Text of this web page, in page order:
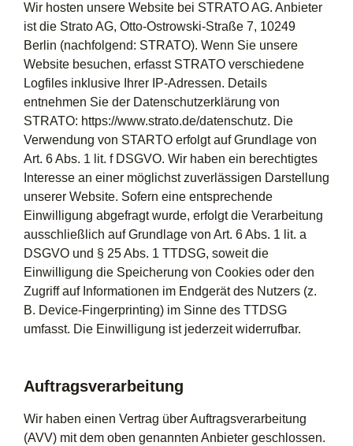
Wir hosten unsere Website bei STRATO AG. Anbieter
ist die Strato AG, Otto-Ostrowski-Straße 7, 10249
Berlin (nachfolgend: STRATO). Wenn Sie unsere
Website besuchen, erfasst STRATO verschiedene
Logfiles inklusive Ihrer IP-Adressen. Details
entnehmen Sie der Datenschutzerklärung von
STRATO: https://www.strato.de/datenschutz. Die
Verwendung von STARTO erfolgt auf Grundlage von
Art. 6 Abs. 1 lit. f DSGVO. Wir haben ein berechtigtes
Interesse an einer möglichst zuverlässigen Darstellung
unserer Website. Sofern eine entsprechende
Einwilligung abgefragt wurde, erfolgt die Verarbeitung
ausschließlich auf Grundlage von Art. 6 Abs. 1 lit. a
DSGVO und § 25 Abs. 1 TTDSG, soweit die
Einwilligung die Speicherung von Cookies oder den
Zugriff auf Informationen im Endgerät des Nutzers (z.
B. Device-Fingerprinting) im Sinne des TTDSG
umfasst. Die Einwilligung ist jederzeit widerrufbar.
Auftragsverarbeitung
Wir haben einen Vertrag über Auftragsverarbeitung
(AVV) mit dem oben genannten Anbieter geschlossen.